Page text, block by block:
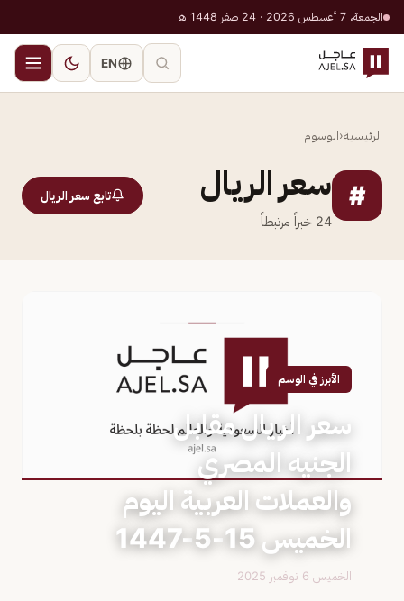
الجمعة، 7 أغسطس 2026 · 24 صفر 1448 هـ
EN
الرئيسية‹الوسوم
# سعر الريال
24 خبراً مرتبطاً
تابع سعر الريال
الأبرز في الوسم
سعر الريال مقابل
الجنيه المصري
والعملات العربية اليوم
الخميس 15-5-1447
الخميس 6 نوفمبر 2025